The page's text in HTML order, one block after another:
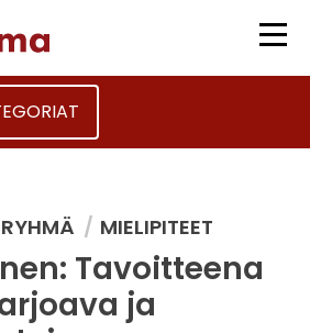
MIELIPITEET
Tavoitteena
ja